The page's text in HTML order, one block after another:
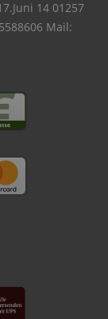
14 01257
Mail: